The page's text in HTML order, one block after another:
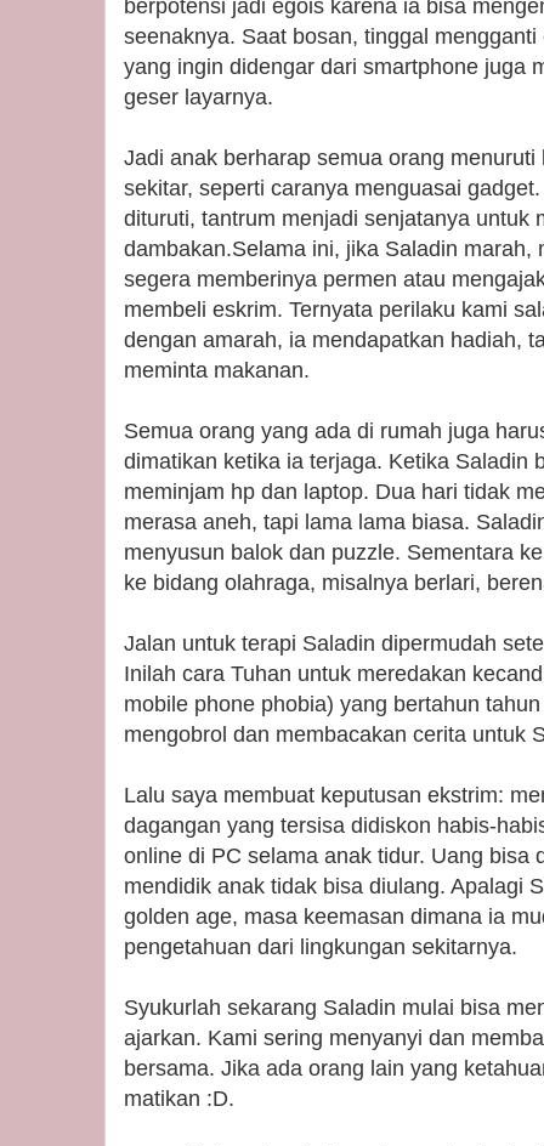
berpotensi jadi egois karena ia bisa
seenaknya. Saat bosan, tinggal
yang ingin didengar dari smartphone juga
geser layarnya.
Jadi anak berharap semua orang
sekitar, seperti caranya menguasai
dituruti, tantrum menjadi senjatanya untuk
dambakan.Selama ini, jika Saladin marah,
segera memberinya permen atau
membeli eskrim. Ternyata perilaku kami
dengan amarah, ia mendapatkan hadiah,
meminta makanan.
Semua orang yang ada di rumah juga
dimatikan ketika ia terjaga. Ketika Saladin
meminjam hp dan laptop. Dua hari tidak
merasa aneh, tapi lama lama biasa.
menyusun balok dan puzzle. Sementara
ke bidang olahraga, misalnya berlari,
Jalan untuk terapi Saladin dipermudah
Inilah cara Tuhan untuk meredakan
mobile phone phobia) yang bertahun
mengobrol dan membacakan cerita untuk
Lalu saya membuat keputusan ekstrim:
dagangan yang tersisa didiskon habis-
online di PC selama anak tidur. Uang bisa
mendidik anak tidak bisa diulang. Apalagi
golden age, masa keemasan dimana ia
pengetahuan dari lingkungan sekitarnya.
Syukurlah sekarang Saladin mulai bisa
ajarkan. Kami sering menyanyi dan
bersama. Jika ada orang lain yang
matikan :D.